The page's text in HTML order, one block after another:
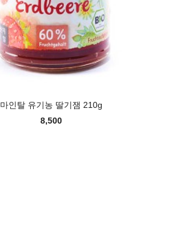
마인탈 유기농 딸기잼 210g
8,500